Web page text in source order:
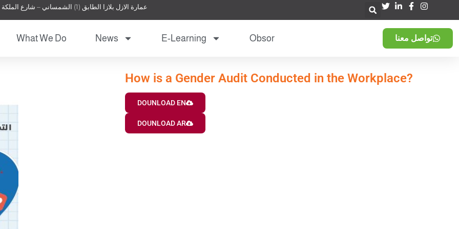
عمارة الازل بلازا الطابق (1) الشمساني – شارع الملكة نور – عمان – الأردن
What We Do News E-Learning Obsor تواصل معنا
How is a Gender Audit Conducted in the Workplace?
DOUNLOAD EN
DOUNLOAD AR